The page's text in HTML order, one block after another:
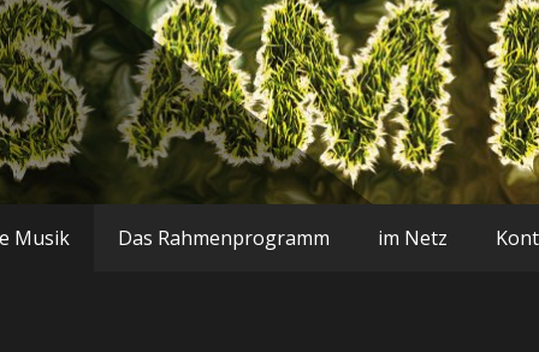
2018
Musik Das Rahmenprogramm im Netz